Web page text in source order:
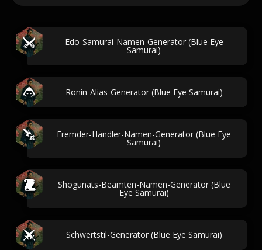
Edo-Samurai-Namen-Generator (Blue Eye
Samurai)
Ronin-Alias-Generator (Blue Eye Samurai)
Fremder-Händler-Namen-Generator (Blue Eye
Samurai)
Shogunats-Beamten-Namen-Generator (Blue
Eye Samurai)
Schwertstil-Generator (Blue Eye Samurai)